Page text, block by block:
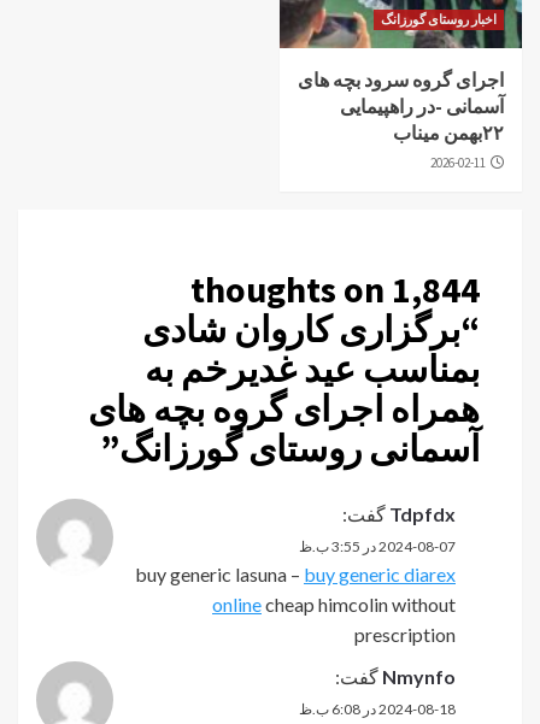
اخبار روستای گورزانگ
اجرای گروه سرود بچه های
آسمانی -در راهپیمایی
۲۲بهمن میناب
2026-02-11
1,844 thoughts on
“برگزاری کاروان شادی
بمناسب عید غدیرخم به
همراه اجرای گروه بچه های
آسمانی روستای گورزانگ”
Tdpfdx گفت:
2024-08-07 در 3:55 ب.ظ
buy generic lasuna – buy generic diarex
onlinecheap himcolin without
prescription
Nmynfo گفت:
2024-08-18 در 6:08 ب.ظ